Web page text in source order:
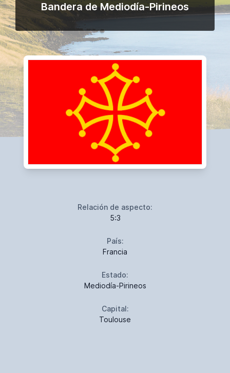
Bandera de Mediodía-Pirineos
Relación de aspecto:
5:3
País:
Francia
Estado:
Mediodía-Pirineos
Capital:
Toulouse